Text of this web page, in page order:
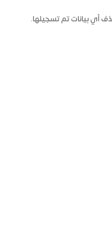
أي بيانات تم تسجيلها.